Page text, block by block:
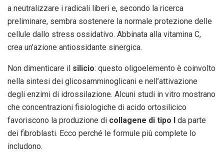
a neutralizzare i radicali liberi e, secondo la ricerca
preliminare, sembra sostenere la normale protezione delle
cellule dallo stress ossidativo. Abbinata alla vitamina C,
crea un’azione antiossidante sinergica.
Non dimenticare il silicio: questo oligoelemento è coinvolto
nella sintesi dei glicosamminoglicani e nell’attivazione
degli enzimi di idrossilazione. Alcuni studi in vitro mostrano
che concentrazioni fisiologiche di acido ortosilicico
favoriscono la produzione di collagene di tipo I da parte
dei fibroblasti. Ecco perché le formule più complete lo
includono.